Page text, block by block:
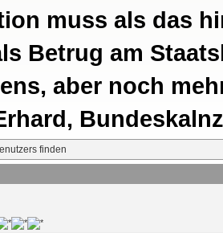
muss als das
Betrug am
aber noch